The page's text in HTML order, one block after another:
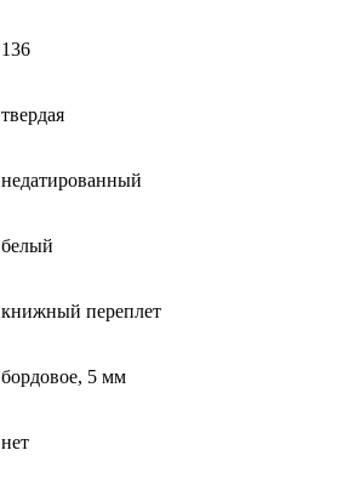
136
твердая
недатированный
белый
книжный переплет
бордовое, 5 мм
нет